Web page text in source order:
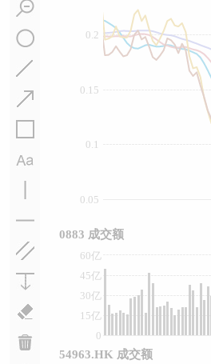
0.05
0.1
0.15
0.2
0
15亿
30亿
45亿
60亿
0883 成交额
54963.HK 成交额